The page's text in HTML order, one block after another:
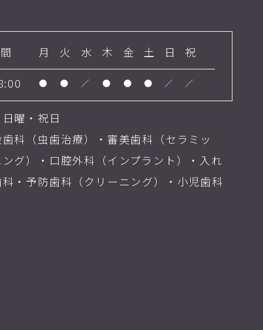
月 火 水 木 金 土 日 祝
● ● ／ ● ● ● ／ ／
曜・祝日
科（虫歯治療）・審美歯科（セラミッ
グ）・口腔外科（インプラント）・入れ
・予防歯科（クリーニング）・小児歯科